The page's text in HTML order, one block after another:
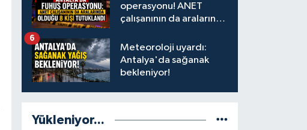
operasyonu! ANET
çalışanının da aralarında
Meteoroloji uyardı:
Antalya'da sağanak
bekleniyor!
6
Yükleniyor...